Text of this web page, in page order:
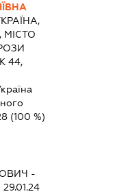
МІСТО
44,
(100 %)
-